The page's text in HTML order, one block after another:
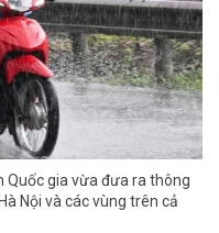
Quốc gia vừa đưa ra thông
Nội và các vùng trên cả